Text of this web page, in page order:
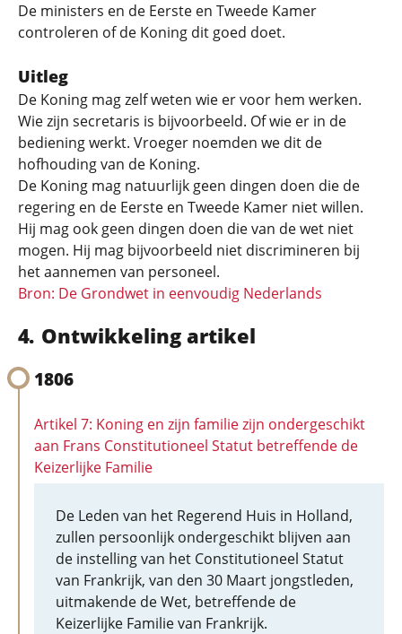
De ministers en de Eerste en Tweede Kamer
controleren of de Koning dit goed doet.
Uitleg
De Koning mag zelf weten wie er voor hem werken.
Wie zijn secretaris is bijvoorbeeld. Of wie er in de
bediening werkt. Vroeger noemden we dit de
hofhouding van de Koning.
De Koning mag natuurlijk geen dingen doen die de
regering en de Eerste en Tweede Kamer niet willen.
Hij mag ook geen dingen doen die van de wet niet
mogen. Hij mag bijvoorbeeld niet discrimineren bij
het aannemen van personeel.
Bron: De Grondwet in eenvoudig Nederlands
Ontwikkeling artikel
1806
Artikel 7: Koning en zijn familie zijn ondergeschikt
aan Frans Constitutioneel Statut betreffende de
Keizerlijke Familie
De Leden van het Regerend Huis in Holland,
zullen persoonlijk ondergeschikt blijven aan
de instelling van het Constitutioneel Statut
van Frankrijk, van den 30 Maart jongstleden,
uitmakende de Wet, betreffende de
Keizerlijke Familie van Frankrijk.